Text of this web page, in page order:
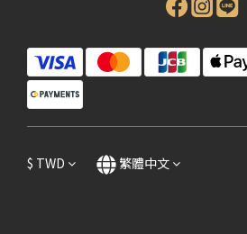
$ TWD 繁體中文